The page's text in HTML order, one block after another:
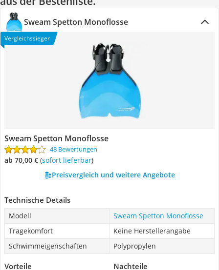
Sweam Spetton Monoflosse
Vergleichssieger
Sweam Spetton Monoflosse
48 Bewertungen
ab 70,00 € ( Sofort lieferbar)
Preisvergleich und weitere Angebote
Technische Details
Modell
Sweam Spetton Monoflosse
Tragekomfort
Keine Herstellerangabe
Schwimmeigenschaften
Polypropylen
Vorteile Nachteile